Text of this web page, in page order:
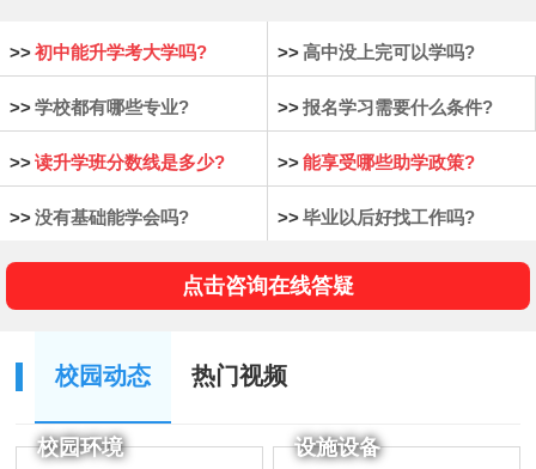
>> 初中能升学考大学吗? >> 高中没上完可以学吗?
>> 学校都有哪些专业? >> 报名学习需要什么条件?
>> 读升学班分数线是多少? >> 能享受哪些助学政策?
>> 没有基础能学会吗? >> 毕业以后好找工作吗?
点击咨询在线答疑
校园动态 热门视频
校园环境
设施设备